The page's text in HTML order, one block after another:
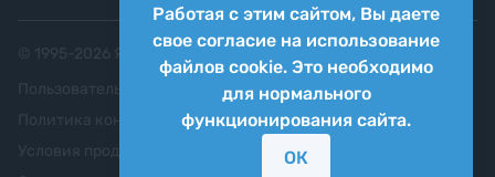
Работая с этим сайтом, Вы даете
свое согласие на использование
файлов cookie. Это необходимо
для нормального
функционирования сайта.
ОК
Яркий фотомаркет ("Яркий Мир")
Пользовательское соглашение
Политика конфиденциальности